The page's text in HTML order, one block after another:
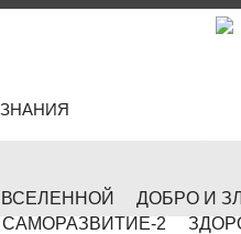
ДОБРО И
САМОРАЗВИТИЕ-2